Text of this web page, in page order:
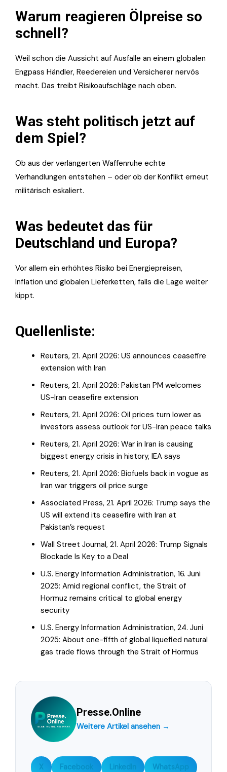
Warum reagieren Ölpreise so
schnell?
Weil schon die Aussicht auf Ausfälle an einem globalen
Engpass Händler, Reedereien und Versicherer nervös
macht. Das treibt Risikoaufschläge nach oben.
Was steht politisch jetzt auf
dem Spiel?
Ob aus der verlängerten Waffenruhe echte
Verhandlungen entstehen – oder ob der Konflikt erneut
militärisch eskaliert.
Was bedeutet das für
Deutschland und Europa?
Vor allem ein erhöhtes Risiko bei Energiepreisen,
Inflation und globalen Lieferketten, falls die Lage weiter
kippt.
Quellenliste:
Reuters, 21. April 2026: US announces ceasefire
extension with Iran
Reuters, 21. April 2026: Pakistan PM welcomes
US-Iran ceasefire extension
Reuters, 21. April 2026: Oil prices turn lower as
investors assess outlook for US-Iran peace talks
Reuters, 21. April 2026: War in Iran is causing
biggest energy crisis in history, IEA says
Reuters, 21. April 2026: Biofuels back in vogue as
Iran war triggers oil price surge
Associated Press, 21. April 2026: Trump says the
US will extend its ceasefire with Iran at
Pakistan’s request
Wall Street Journal, 21. April 2026: Trump Signals
Blockade Is Key to a Deal
U.S. Energy Information Administration, 16. Juni
2025: Amid regional conflict, the Strait of
Hormuz remains critical to global energy
security
U.S. Energy Information Administration, 24. Juni
2025: About one-fifth of global liquefied natural
gas trade flows through the Strait of Hormus
Presse.Online
Weitere Artikel ansehen →
X Facebook LinkedIn WhatsApp